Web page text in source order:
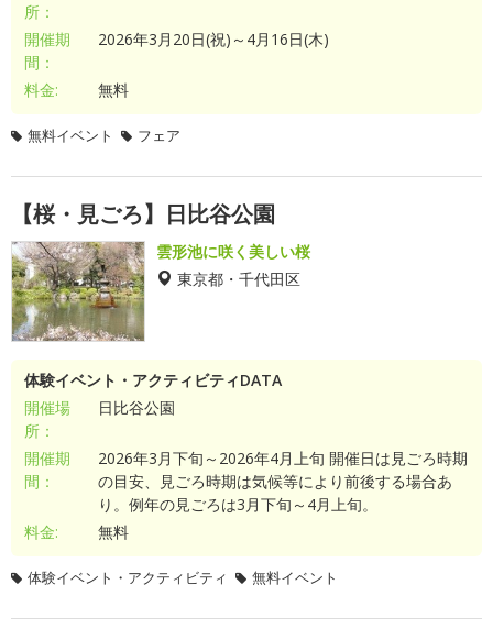
所：
開催期
間：
2026年3月20日(祝)～4月16日(木)
料金: 無料
無料イベント フェア
【桜・見ごろ】日比谷公園
雲形池に咲く美しい桜
東京都・千代田区
体験イベント・アクティビティDATA
開催場
所：
日比谷公園
開催期
間：
2026年3月下旬～2026年4月上旬 開催日は見ごろ時期
の目安、見ごろ時期は気候等により前後する場合あ
り。例年の見ごろは3月下旬～4月上旬。
料金:
無料
体験イベント・アクティビティ 無料イベント